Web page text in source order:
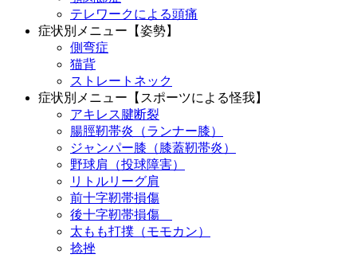
テレワークによる頭痛
症状別メニュー【姿勢】
側弯症
猫背
ストレートネック
症状別メニュー【スポーツによる怪我】
アキレス腱断裂
腸脛靭帯炎（ランナー膝）
ジャンパー膝（膝蓋靭帯炎）
野球肩（投球障害）
リトルリーグ肩
前十字靭帯損傷
後十字靭帯損傷
太もも打撲（モモカン）
捻挫